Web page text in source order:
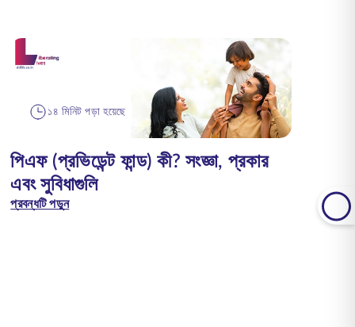
১৪ মিনিট পড়া হয়েছে
পিএফ (প্রভিডেন্ট ফান্ড) কী? সংজ্ঞা, প্রকার
এবং সুবিধাগুলি
প্রবন্ধটি পড়ুন